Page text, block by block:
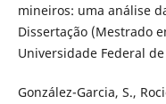
mineiros: uma análise
Dissertação (Mestrado
Universidade Federal
González-Garcia, S.,